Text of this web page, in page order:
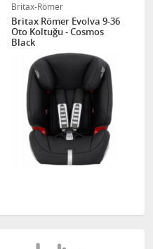
Britax-Römer
Britax Römer Evolva 9-36
Oto Koltuğu - Cosmos
Black